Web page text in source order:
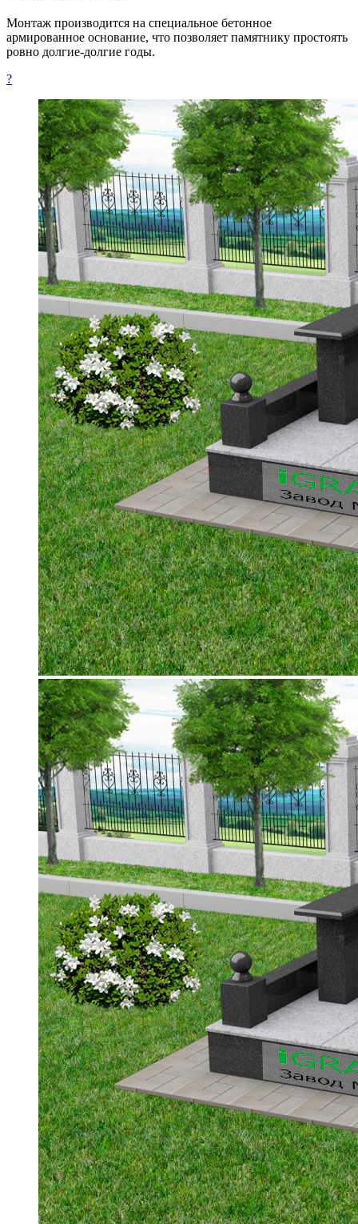
Монтаж производится на специальное бетонное
армированное основание, что позволяет памятнику простоять
ровно долгие-долгие годы.
?